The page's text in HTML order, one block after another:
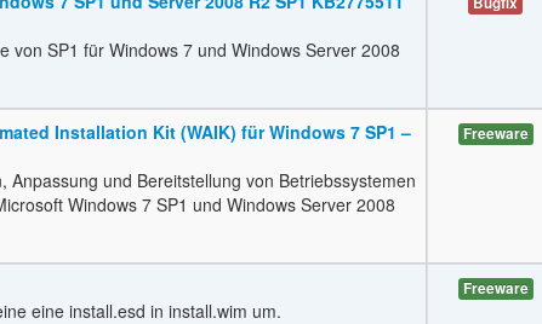
von SP1 für Windows 7 und Windows Server 2008
Installation Kit (WAIK) für Windows 7 SP1 –
Anpassung und Bereitstellung von Betriebssystemen
Windows 7 SP1 und Windows Server 2008
Freeware
eine install.esd in install.wim um.
Freeware